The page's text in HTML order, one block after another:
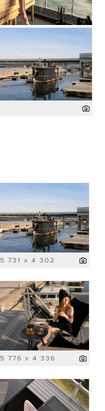
5 731 x 4 302
5 776 x 4 336